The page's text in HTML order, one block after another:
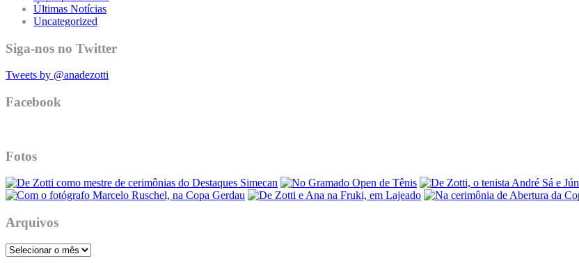
Últimas Notícias
Uncategorized
Siga-nos no Twitter
Tweets by @anadezotti
Facebook
Fotos
Arquivos
Arquivos